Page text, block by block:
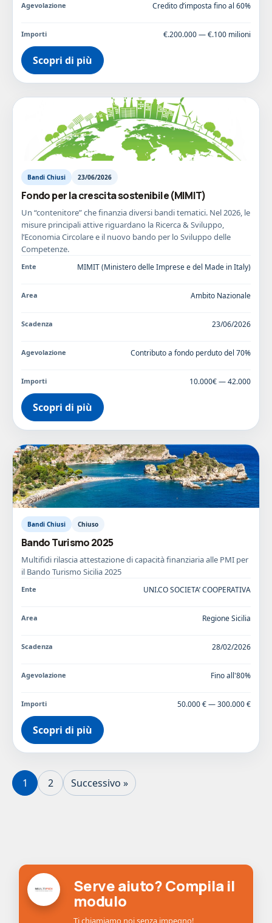
Agevolazione Credito d’imposta fino al 60%
Importi €.200.000 — €.100 milioni
Scopri di più
Bandi Chiusi 23/06/2026
Fondo per la crescita sostenibile (MIMIT)
Un “contenitore” che finanzia diversi bandi tematici. Nel 2026, le
misure principali attive riguardano la Ricerca & Sviluppo,
l’Economia Circolare e il nuovo bando per lo Sviluppo delle
Competenze.
Ente MIMIT (Ministero delle Imprese e del Made in Italy)
Area Ambito Nazionale
Scadenza 23/06/2026
Agevolazione Contributo a fondo perduto del 70%
Importi 10.000€ — 42.000
Scopri di più
Bandi Chiusi Chiuso
Bando Turismo 2025
Multifidi rilascia attestazione di capacità finanziaria alle PMI per
il Bando Turismo Sicilia 2025
Ente UNI.CO SOCIETA’ COOPERATIVA
Area Regione Sicilia
Scadenza 28/02/2026
Agevolazione Fino all'80%
Importi 50.000 € — 300.000 €
Scopri di più
1 2 Successivo »
Serve aiuto? Compila il
modulo
Ti chiamiamo noi senza impegno!